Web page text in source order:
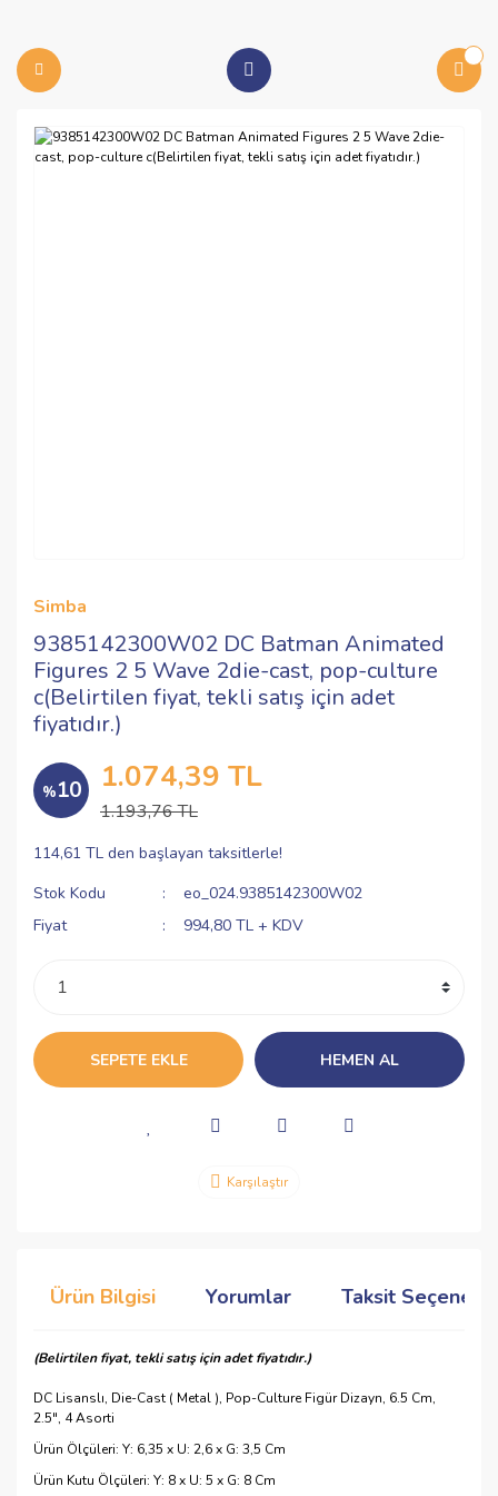
Simba
9385142300W02 DC Batman Animated
Figures 2 5 Wave 2die-cast, pop-culture
c(Belirtilen fiyat, tekli satış için adet
fiyatıdır.)
%10 1.074,39 TL
1.193,76 TL
114,61 TL den başlayan taksitlerle!
Stok Kodu
eo_024.9385142300W02
Fiyat
994,80 TL + KDV
SEPETE EKLE HEMEN AL
Karşılaştır
Ürün Bilgisi Yorumlar Taksit
(Belirtilen fiyat, tekli satış için adet fiyatıdır.)
DC Lisanslı, Die-Cast ( Metal ), Pop-Culture Figür Dizayn, 6.5 Cm,
2.5", 4 Asorti
Ürün Ölçüleri: Y: 6,35 x U: 2,6 x G: 3,5 Cm
Ürün Kutu Ölçüleri: Y: 8 x U: 5 x G: 8 Cm